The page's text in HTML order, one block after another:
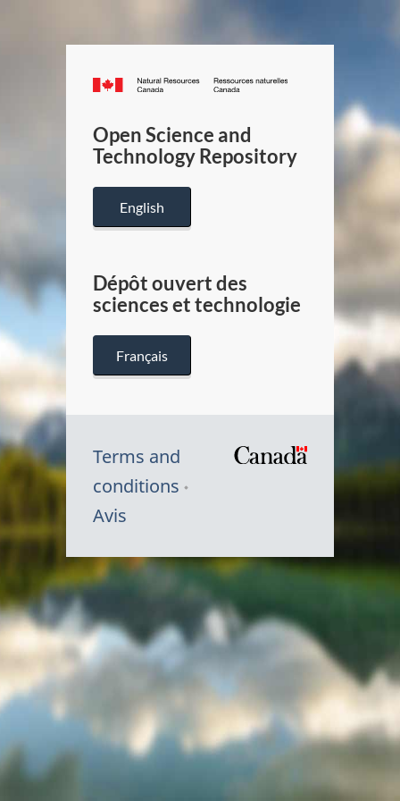
Canada.ca
/
Canada
Open Science and
Technology Repository
English
Dépôt ouvert des
sciences et technologie
Français
Terms and
conditions
Avis
Symbole
du